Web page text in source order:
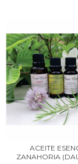
ACEITE
ZANAHORIA